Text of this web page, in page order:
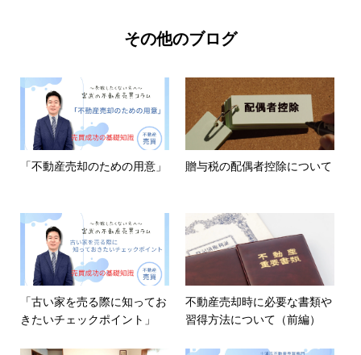
その他のブログ
「不動産売却のための用意」 贈与税の配偶者控除について
「古い家を売る際に知ってお
きたいチェックポイント」
不動産売却時に必要な書類や
習得方法について（前編）